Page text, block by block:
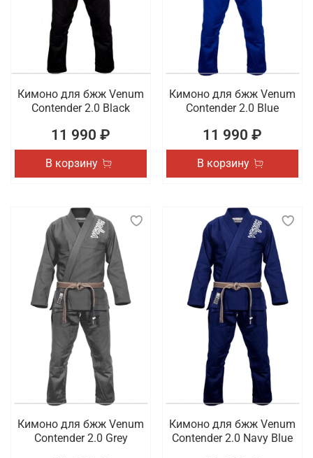
Кимоно для бжж Venum
Contender 2.0 Black
11 990 ₽
В корзину
Кимоно для бжж Venum
Contender 2.0 Blue
11 990 ₽
В корзину
Кимоно для бжж Venum
Contender 2.0 Grey
Кимоно для бжж Venum
Contender 2.0 Navy Blue